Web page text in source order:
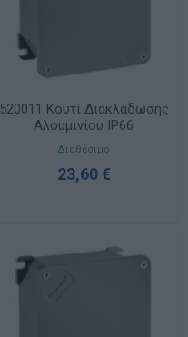
520011 Κουτί Διακλάδωσης
Αλουμινίου IP66
140x115x61 UNIBOX
Διαθέσιμο
23,60 €